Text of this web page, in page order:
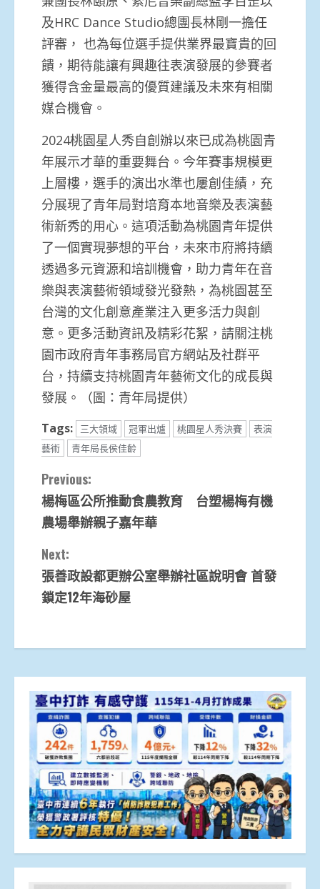
及HRC Dance Studio總團長林剛一擔任
評審， 也為每位選手提供業界最寶貴的回
饋，期待能讓有興趣往表演發展的參賽者
獲得含金量最高的優質建議及未來有相關
媒合機會。
2024桃園星人秀自創辦以來已成為桃園青
年展示才華的重要舞台。今年賽事規模更
上層樓，選手的演出水準也屢創佳績，充
分展現了青年局對培育本地音樂及表演藝
術新秀的用心。這項活動為桃園青年提供
了一個實現夢想的平台，未來市府將持續
透過多元資源和培訓機會，助力青年在音
樂與表演藝術領域發光發熱，為桃園甚至
台灣的文化創意產業注入更多活力與創
意。更多活動資訊及精彩花絮，請關注桃
園市政府青年事務局官方網站及社群平
台，持續支持桃園青年藝術文化的成長與
發展。（圖：青年局提供）
Tags: 三大領域 冠軍出爐 桃園星人秀決賽
表演
藝術
青年局長侯佳齡
Continue
Reading
Previous:
楊梅區公所推動食農教育 台塑楊梅有機
農場舉辦親子嘉年華
Next:
張善政設都更辦公室舉辦社區說明會 首發
鎖定12年海砂屋